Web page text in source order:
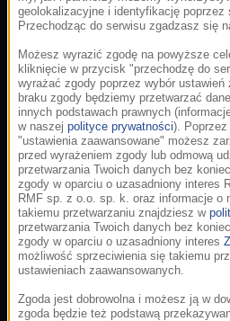
geolokalizacyjne i identyfikację poprzez
Przechodząc do serwisu zgadzasz się
Możesz wyrazić zgodę na powyższe
kliknięcie w przycisk "przechodzę do
wyrażać zgody poprzez wybór
braku zgody będziemy przetwarzać
innych podstawach prawnych
w naszej polityce prywatności).
"ustawienia zaawansowane" możesz
przed wyrażeniem zgody lub odmową
przetwarzania Twoich danych bez
zgody w oparciu o uzasadniony interes
RMF sp. z o.o. sp. k. oraz informacje o
takiemu przetwarzaniu znajdziesz w
przetwarzania Twoich danych bez
zgody w oparciu o uzasadniony interes
możliwość sprzeciwienia się takiemu
ustawieniach zaawansowanych.
Zgoda jest dobrowolna i możesz ją w
zgoda będzie też podstawą